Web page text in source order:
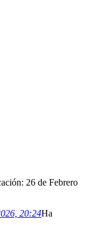
: 26 de Febrero
20:24Ha